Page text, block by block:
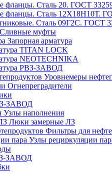
фланцы. Сталь 20. ГОСТ
фланцы. Сталь 12Х18Н10Т.
Сталь 09Г2С. ГОСТ
Сливные муфты
Запорная арматура
TITAN LOCK
NEOTECHNIKA
РВЗ-ЗАВОД
Уровнемеры
Огнепреградители
ЗАВОД
Узлы наполнения
Люки замерные ЛЗ
Фильтры для
Узлы рециркуляции
ЗАВОД